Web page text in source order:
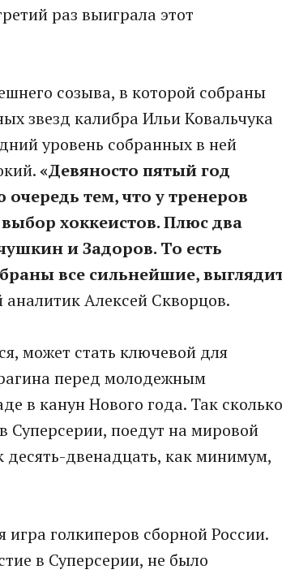
раз выиграла этот
созыва, в которой собраны
звезд калибра Ильи Ковальчука
уровень собранных в ней
«Девяносто пятый год
очередь тем, что у тренеров
хоккеистов. Плюс два
и Задоров. То есть
все сильнейшие,
аналитик Алексей Скворцов.
может стать ключевой для
перед молодежным
в канун Нового года. Так сколько
Суперсерии, поедут на мировой
десять-двенадцать, как минимум,
голкиперов сборной России.
в Суперсерии, не было